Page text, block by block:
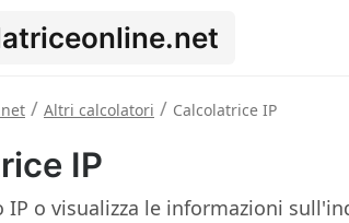
/ Altri calcolatori / Calcolatrice IP
IP
o visualizza le informazioni